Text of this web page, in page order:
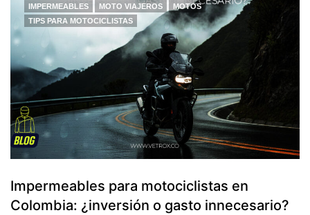
IMPERMEABLES
MOTO VIAJEROS
MOTOS
TIPS PARA MOTOCICLISTAS
Impermeables para motociclistas en
Colombia: ¿inversión o gasto innecesario?